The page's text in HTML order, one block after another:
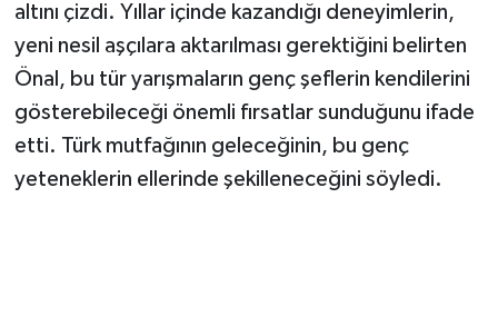
altını çizdi. Yıllar içinde kazandığı deneyimlerin,
yeni nesil aşçılara aktarılması gerektiğini belirten
Önal, bu tür yarışmaların genç şeflerin kendilerini
gösterebileceği önemli fırsatlar sunduğunu ifade
etti. Türk mutfağının geleceğinin, bu genç
yeteneklerin ellerinde şekilleneceğini söyledi.